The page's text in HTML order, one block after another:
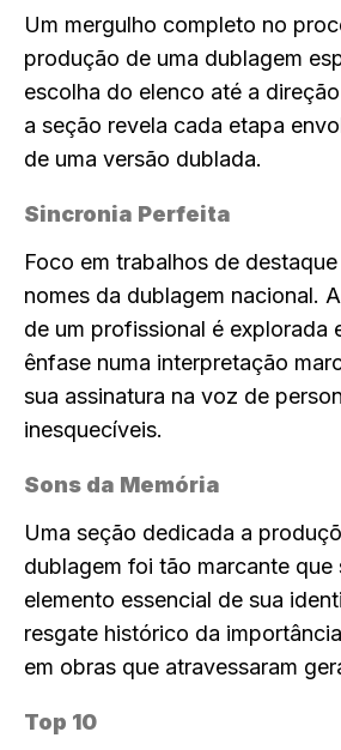
Um mergulho completo no
produção de uma dublagem
escolha do elenco até a
a seção revela cada etapa
de uma versão dublada.
Sincronia Perfeita
Foco em trabalhos de
nomes da dublagem nacional.
de um profissional é explorada
ênfase numa interpretação
sua assinatura na voz de
inesquecíveis.
Sons da Memória
Uma seção dedicada a
dublagem foi tão marcante que
elemento essencial de sua
resgate histórico da
em obras que atravessaram
Top 10